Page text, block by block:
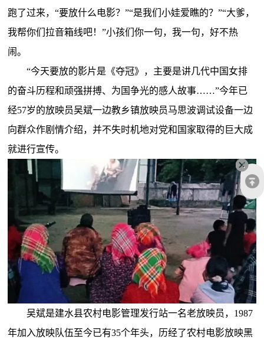
跑了过来，“要放什么电影？”“是我们小娃爱瞧的？”“大爹，
我帮你们拉音箱线吧！”小孩们你一句，我一句，好不热
闹。
“今天要放的影片是《夺冠》，主要是讲几代中国女排
的奋斗历程和顽强拼搏、为国争光的感人故事……”今年已
经57岁的放映员吴斌一边教乡镇放映员马思波调试设备一边
向群众作剧情介绍，并不失时机地对党和国家取得的巨大成
就进行宣传。
吴斌是建水县农村电影管理发行站一名老放映员，1987
年加入放映队伍至今已有35个年头，历经了农村电影放映黑